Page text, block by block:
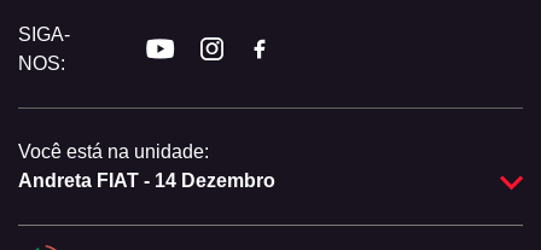
SIGA-
NOS:
Você está na unidade:
Andreta FIAT - 14 Dezembro